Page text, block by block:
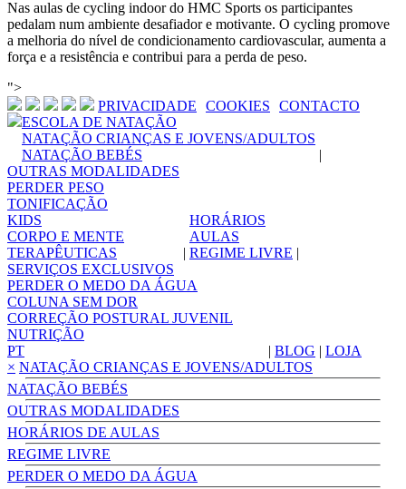
Nas aulas de cycling indoor do HMC Sports os participantes
pedalam num ambiente desafiador e motivante. O cycling promove
a melhoria do nível de condicionamento cardiovascular, aumenta a
força e a resistência e contribui para a perda de peso.
">
PRIVACIDADE
COOKIES
CONTACTO
ESCOLA DE NATAÇÃO
NATAÇÃO CRIANÇAS E JOVENS/ADULTOS
NATAÇÃO BEBÉS
|
OUTRAS MODALIDADES
PERDER PESO
TONIFICAÇÃO
KIDS
CORPO E MENTE
TERAPÊUTICAS
|
HORÁRIOS
AULAS
REGIME LIVRE |
SERVIÇOS EXCLUSIVOS
PERDER O MEDO DA ÁGUA
COLUNA SEM DOR
CORREÇÃO POSTURAL JUVENIL
NUTRIÇÃO
PT
| BLOG | LOJA
× NATAÇÃO CRIANÇAS E JOVENS/ADULTOS
NATAÇÃO BEBÉS
OUTRAS MODALIDADES
HORÁRIOS DE AULAS
REGIME LIVRE
PERDER O MEDO DA ÁGUA